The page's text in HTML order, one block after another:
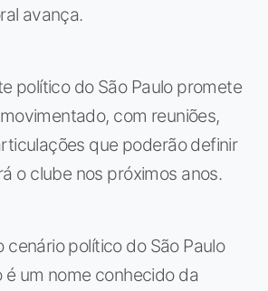
avança.
político do São Paulo promete
com reuniões,
que poderão definir
o clube nos próximos anos.
cenário político do São Paulo
é um nome conhecido da